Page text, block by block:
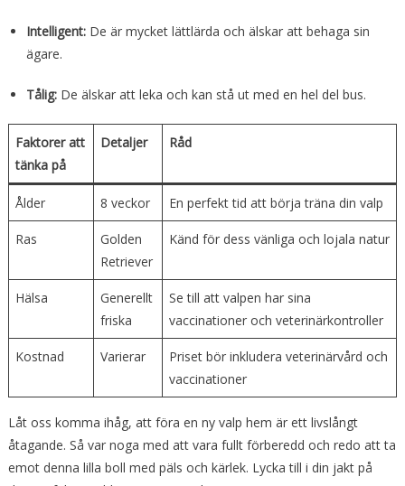
Intelligent:De är mycket lättlärda och älskar att behaga sin
ägare.
Tålig:De älskar att leka och kan stå ut med en hel del bus.
Faktorer att
tänka på
Detaljer Råd
Ålder 8 veckor En perfekt tid att börja träna din valp
Ras
Golden
Retriever
Känd för dess vänliga och lojala natur
Hälsa
Generellt
friska
Se till att valpen har sina
vaccinationer och veterinärkontroller
Kostnad Varierar
Priset bör inkludera veterinärvård och
vaccinationer
Låt oss komma ihåg, att föra en ny valp hem är ett livslångt
åtagande. Så var noga med att vara fullt förberedd och redo att ta
emot denna lilla boll med päls och kärlek. Lycka till i din jakt på